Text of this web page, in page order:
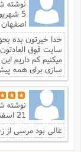
نوشته
5 شهریور 1397
اصفهان
خدا خیرتون بده
سایت فوق
میکنیم کم داریم
سازی برای همه
نوشته
21 اسفند 1396
عالی بود مرسی از